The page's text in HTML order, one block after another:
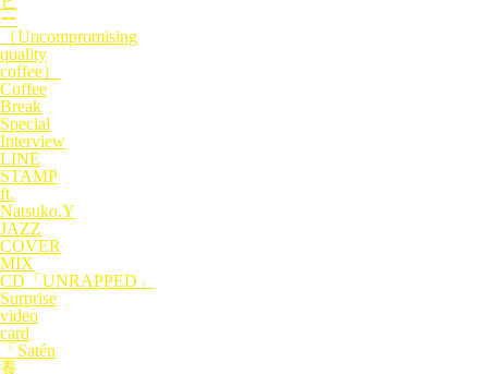
ー
（Uncompromising
quality
coffee）
Coffee
Break
Special
Interview
LINE
STAMP
ft.
Natsuko.Y
JAZZ
COVER
MIX
CD「UNRAPPED」
Surprise
video
card
「Satén
養